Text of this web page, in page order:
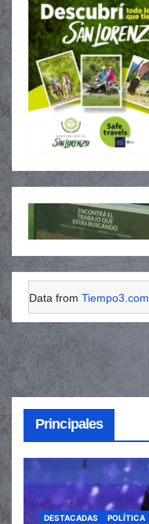
Data from Tiempo3.com
Principales
DESTACADAS POLÍTICA